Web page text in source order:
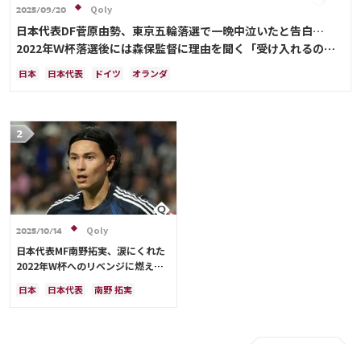
2025/09/20 Qoly
日本代表DF菅原由勢、東京五輪落選で一晩中泣いたと告白…
2022年Ｗ杯落選後には森保監督に理由を聞く「受け入れるのは
日本 日本代表 ドイツ オランダ
2025/10/14 Qoly
日本代表MF南野拓実、涙にくれた
2022年W杯へのリベンジに燃える
ー人生をかけた戦い」
日本 日本代表
南野 拓実